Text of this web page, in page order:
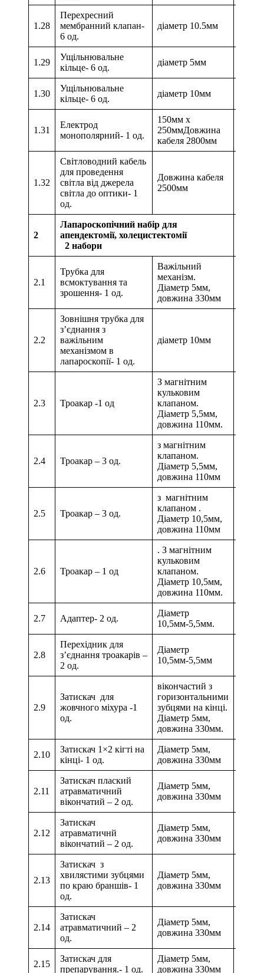
1.28
Перехресний
мембранний клапан-
6 од.
діаметр 10.5мм
1.29
Ущільнювальне
кільце- 6 од.
діаметр 5мм
1.30
Ущільнювальне
кільце- 6 од.
діаметр 10мм
1.31
Електрод
монополярний- 1 од.
150мм х
250ммДовжина
кабеля 2800мм
1.32
Світловодний кабель
для проведення
світла від джерела
світла до оптики- 1
од.
Довжина кабеля
2500мм
2
Лапароскопічний набір для
апендектомії, холецистектомії
2 набори
2.1
Трубка для
всмоктування та
зрошення- 1 од.
Важільний
механізм.
Діаметр 5мм,
довжина 330мм
2.2
Зовнішня трубка для
з’єднання з
важільним
механізмом в
лапароскопії- 1 од.
діаметр 10мм
2.3 Троакар -1 од
З магнітним
кульковим
клапаном.
Діаметр 5,5мм,
довжина 110мм.
2.4 Троакар – 3 од.
з магнітним
клапаном.
Діаметр 5,5мм,
довжина 110мм
2.5 Троакар – 3 од.
з магнітним
клапаном .
Діаметр 10,5мм,
довжина 110мм
2.6 Троакар – 1 од
. З магнітним
кульковим
клапаном.
Діаметр 10,5мм,
довжина 110мм.
2.7 Адаптер- 2 од.
Діаметр
10,5мм-5,5мм.
2.8
Перехідник для
з’єднання троакарів –
2 од.
Діаметр
10,5мм-5,5мм
2.9
Затискач для
жовчного міхура -1
од.
вікончастий з
горизонтальними
зубцями на кінці.
Діаметр 5мм,
довжина 330мм.
2.10
Затискач 1×2 кігті на
кінці- 1 од.
Діаметр 5мм,
довжина 330мм
2.11
Затискач плаский
атравматичний
вікончатий – 2 од.
Діаметр 5мм,
довжина 330мм
2.12
Затискач
атравматичнй
вікончатий – 2 од.
Діаметр 5мм,
довжина 330мм
2.13
Затискач з
хвилястими зубцями
по краю браншів- 1
од.
Діаметр 5мм,
довжина 330мм
2.14
Затискач
атравматичний – 2
од.
Діаметр 5мм,
довжина 330мм
2.15
Затискач для
препарування.- 1 од.
Діаметр 5мм,
довжина 330мм